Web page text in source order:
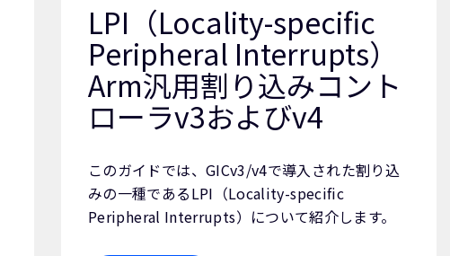
LPI（Locality-specific
Peripheral Interrupts）
Arm汎用割り込みコント
ローラv3およびv4
このガイドでは、GICv3/v4で導入された割り込
みの一種であるLPI（Locality-specific
Peripheral Interrupts）について紹介します。